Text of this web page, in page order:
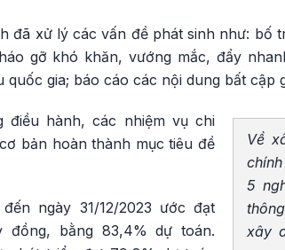
đã xử lý các vấn đề phát sinh như: bố
gỡ khó khăn, vướng mắc, đẩy
quốc gia; báo cáo các nội dung bất cập
Về
5
xây
điều hành, các nhiệm vụ chi
bản hoàn thành mục tiêu đề
ngày 31/12/2023 ước đạt
đồng, bằng 83,4% dự toán.